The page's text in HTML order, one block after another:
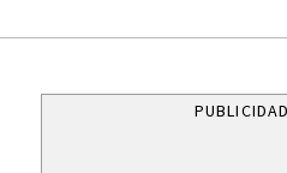
PUBLICIDAD